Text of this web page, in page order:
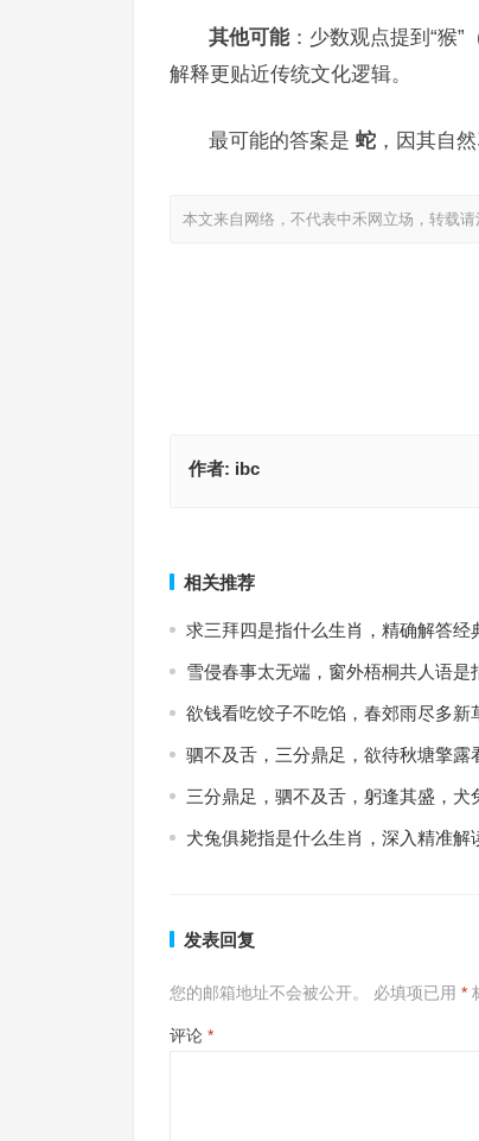
其他可能：少数观点提到“猴”
解释更贴近传统文化逻辑。
最可能的答案是 蛇 ，因其自
本文来自网络，不代表中禾网立场，转载请
作者: ibc
相关推荐
求三拜四是指什么生肖，精确解答经
雪侵春事太无端，窗外梧桐共人语是
欲钱看吃饺子不吃馅，春郊雨尽多新
驷不及舌，三分鼎足，欲待秋塘擎露
三分鼎足，驷不及舌，躬逢其盛，
犬兔俱毙指是什么生肖，深入精准解
发表回复
您的邮箱地址不会被公开。 必填项已用 *
评论 *